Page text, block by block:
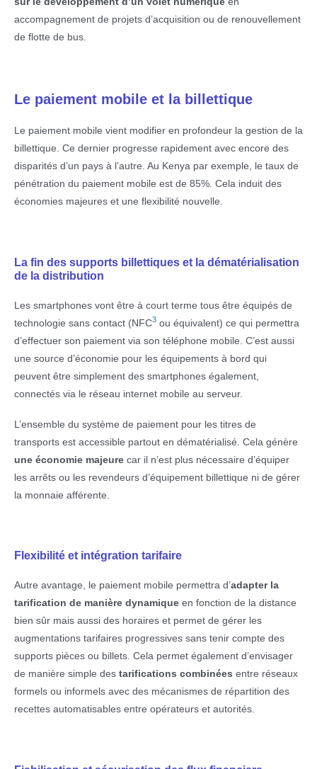
accompagnement de projets d’acquisition ou de renouvellement
de flotte de bus.
Le paiement mobile et la billettique
Le paiement mobile vient modifier en profondeur la gestion de la
billettique. Ce dernier progresse rapidement avec encore des
disparités d’un pays à l’autre. Au Kenya par exemple, le taux de
pénétration du paiement mobile est de 85%. Cela induit des
économies majeures et une flexibilité nouvelle.
La fin des supports billettiques et la dématérialisation
de la distribution
Les smartphones vont être à court terme tous être équipés de
technologie sans contact (NFC3 ou équivalent) ce qui permettra
d’effectuer son paiement via son téléphone mobile. C’est aussi
une source d’économie pour les équipements à bord qui
peuvent être simplement des smartphones également,
connectés via le réseau internet mobile au serveur.
L’ensemble du système de paiement pour les titres de
transports est accessible partout en dématérialisé. Cela génère
une économie majeure car il n’est plus nécessaire d’équiper
les arrêts ou les revendeurs d’équipement billettique ni de gérer
la monnaie afférente.
Flexibilité et intégration tarifaire
Autre avantage, le paiement mobile permettra d’adapter la
tarification de manière dynamique en fonction de la distance
bien sûr mais aussi des horaires et permet de gérer les
augmentations tarifaires progressives sans tenir compte des
supports pièces ou billets. Cela permet également d’envisager
de manière simple des tarifications combinées entre réseaux
formels ou informels avec des mécanismes de répartition des
recettes automatisables entre opérateurs et autorités.